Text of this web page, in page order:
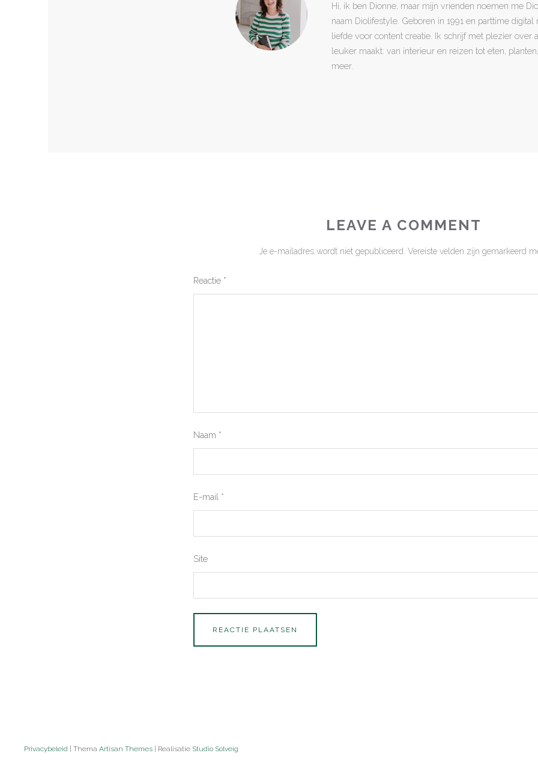
Hi, ik ben Dionne, maar mijn vrienden noemen me
naam Diolifestyle. Geboren in 1991 en parttime
liefde voor content creatie. Ik schrijf met plezier over
leuker maakt: van interieur en reizen tot eten,
meer.
LEAVE A COMMENT
Je e-mailadres wordt niet gepubliceerd. Vereiste velden zijn gemarkeerd
Reactie *
Naam *
E-mail *
Site
Privacybeleid | Thema Artisan Themes | Realisatie Studio Solveig